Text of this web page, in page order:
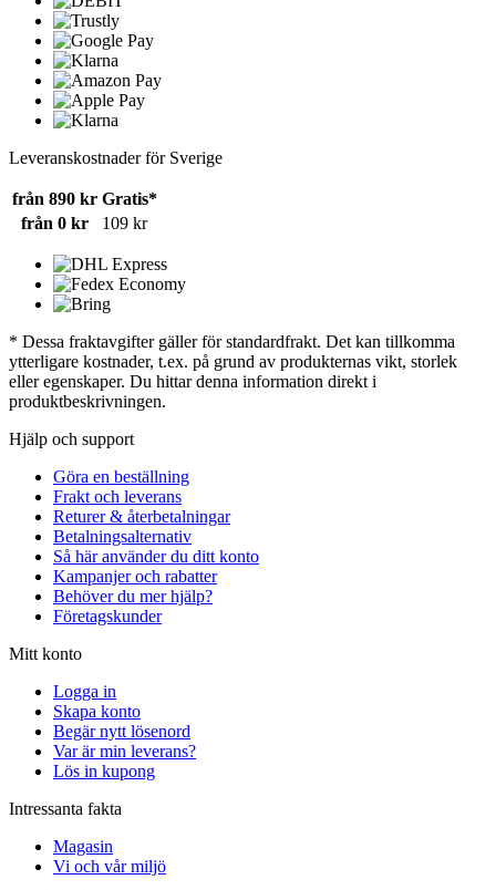
Leveranskostnader för Sverige
från 890 kr Gratis*
från 0 kr
109 kr
* Dessa fraktavgifter gäller för standardfrakt. Det kan tillkomma
ytterligare kostnader, t.ex. på grund av produkternas vikt, storlek
eller egenskaper. Du hittar denna information direkt i
produktbeskrivningen.
Hjälp och support
Göra en beställning
Frakt och leverans
Returer & återbetalningar
Betalningsalternativ
Så här använder du ditt konto
Kampanjer och rabatter
Behöver du mer hjälp?
Företagskunder
Mitt konto
Logga in
Skapa konto
Begär nytt lösenord
Var är min leverans?
Lös in kupong
Intressanta fakta
Magasin
Vi och vår miljö